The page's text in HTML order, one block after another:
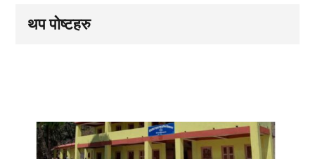
थप पोष्टहरु